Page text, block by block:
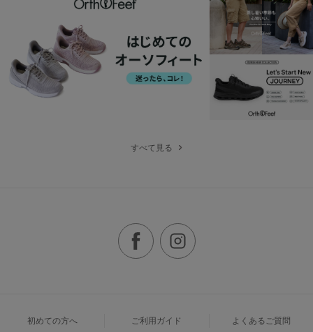
すべて見る
初めての方へ ご利用ガイド よくあるご質問